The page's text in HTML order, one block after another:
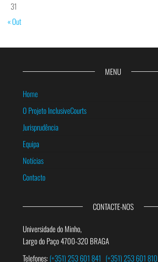
31
« Out
MENU
Home
O Projeto InclusiveCourts
Jurisprudência
Equipa
Notícias
Contacto
CONTACTE-NOS
Universidade do Minho,
Largo do Paço 4700-320 BRAGA
Telefones:(+351) 253 601 841 (+351) 253 601 810